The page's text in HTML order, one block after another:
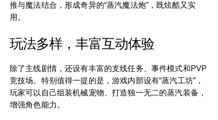
推与魔法结合，形成奇异的“蒸汽魔法炮”，既炫酷又实
用。
玩法多样，丰富互动体验
除了主线剧情，还设有丰富的支线任务、事件模式和PVP
竞技场。特别值得一提的是，游戏内部设有“蒸汽工坊”，
玩家可以自己组装机械宠物、打造独一无二的蒸汽装备，
增强角色能力。